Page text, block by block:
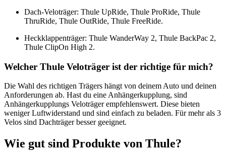
Dach-Veloträger: Thule UpRide, Thule ProRide, Thule
ThruRide, Thule OutRide, Thule FreeRide.
Heckklappenträger: Thule WanderWay 2, Thule BackPac 2,
Thule ClipOn High 2.
Welcher Thule Veloträger ist der richtige für mich?
Die Wahl des richtigen Trägers hängt von deinem Auto und deinen
Anforderungen ab. Hast du eine Anhängerkupplung, sind
Anhängerkupplungs Veloträger empfehlenswert. Diese bieten
weniger Luftwiderstand und sind einfach zu beladen. Für mehr als 3
Velos sind Dachträger besser geeignet.
Wie gut sind Produkte von Thule?